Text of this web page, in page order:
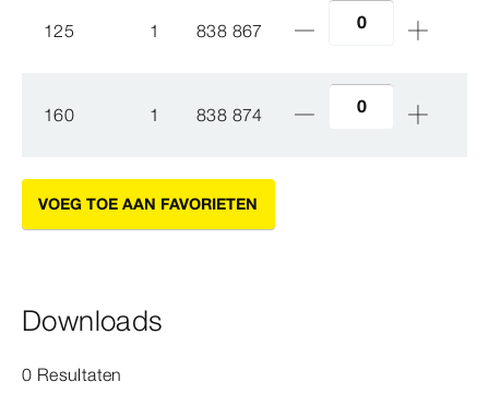
125 1 838 867
160 1 838 874
VOEG TOE AAN FAVORIETEN
Downloads
0 Resultaten